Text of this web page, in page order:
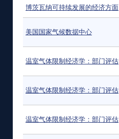
博茨瓦纳可持续发展的经济方面
美国国家气候数据中心
温室气体限制经济学：部门评估
温室气体限制经济学：部门评估
温室气体限制经济学：部门评估